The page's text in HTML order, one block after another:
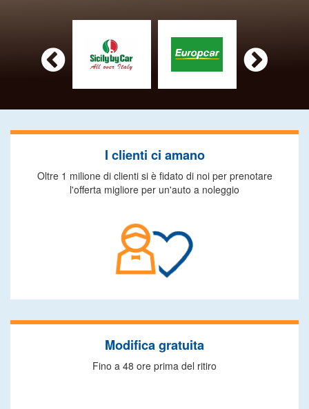
 
I clienti ci amano
Oltre 1 milione di clienti si è fidato di noi per prenotare
l'offerta migliore per un'auto a noleggio
Modifica gratuita
Fino a 48 ore prima del ritiro